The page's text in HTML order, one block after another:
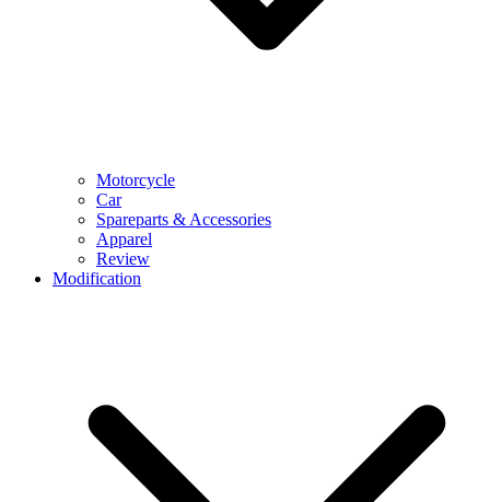
Motorcycle
Car
Spareparts & Accessories
Apparel
Review
Modification